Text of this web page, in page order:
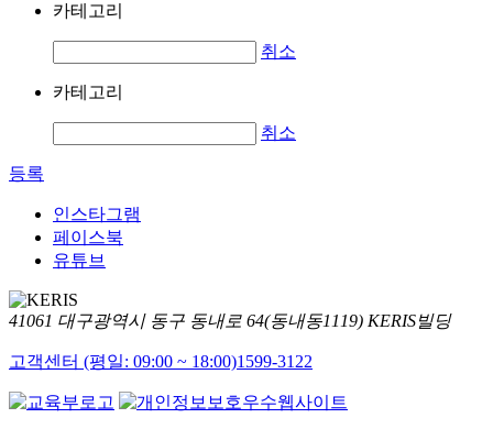
카테고리
취소
카테고리
취소
등록
인스타그램
페이스북
유튜브
41061 대구광역시 동구 동내로 64(동내동1119) KERIS빌딩
고객센터 (평일: 09:00 ~ 18:00)1599-3122